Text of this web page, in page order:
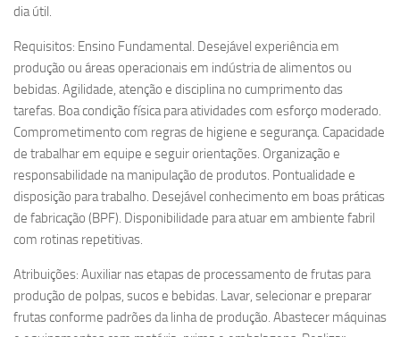
dia útil.
Requisitos: Ensino Fundamental. Desejável experiência em
produção ou áreas operacionais em indústria de alimentos ou
bebidas. Agilidade, atenção e disciplina no cumprimento das
tarefas. Boa condição física para atividades com esforço moderado.
Comprometimento com regras de higiene e segurança. Capacidade
de trabalhar em equipe e seguir orientações. Organização e
responsabilidade na manipulação de produtos. Pontualidade e
disposição para trabalho. Desejável conhecimento em boas práticas
de fabricação (BPF). Disponibilidade para atuar em ambiente fabril
com rotinas repetitivas.
Atribuições: Auxiliar nas etapas de processamento de frutas para
produção de polpas, sucos e bebidas. Lavar, selecionar e preparar
frutas conforme padrões da linha de produção. Abastecer máquinas